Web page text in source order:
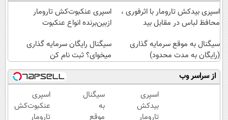
اسپری بیدکش تارومار با اثرفوری ،
محافظ لباس در مقابل بید
اسپری عنکبوت‌‌کش تارومار
ازبین‌برنده انواع عنکبوت
سیگنال به موقع سرمایه گذاری
(رایگان به مدت محدود)
سیگنال رایگان سرمایه گذاری
میخوای؟ ثبت نام کن
از سراسر وب
اسپری
بیدکش
تارومار
سیگنال
به
موقع
اسپری
عنکبوت‌‌کش
تارومار